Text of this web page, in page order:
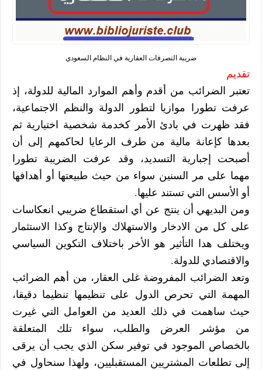
ضريبة التصرفات العقارية في النظام السعودي
تقديم
تعتبر الضرائب من أقدم وأهم الموارد المالية للدولة، إذ
عرفت تطورا موازيا لتطور الدولة والنظم الاجتماعية،
فقد ظهرت في بادئ الأمر كخدمة شخصية اختيارية ثم
بعدها كإعانة مالية من طرف الرعايا لحاكمهم إلى أن
أصبحت إجبارية التسديد، وقد عرفت الضريبة تطورا
مهما على مر السنين سواء من حيث طبيعتها أو أهدافها
أو الأسس التي تستند عليها.
ومن البديهي أن ينتج عن أي استقطاع ضريبي انعكاسات
على كل من الادخار والاستهلاك والإنتاج وكذا الاستثمار
ويختلف هدا التأثير هو الأخر باختلاف التكوين السياسي
والاقتصادي للدولة.
وتعد الضرائب المفروضة غلى العقار، من أهم الضرائب
المهمة التي تحرص الدول على تنظيمها تنظيما دقيقا،
حيث ساهمت في ذلك العديد من العوامل التي غيرت
من مؤشر العرض والطلب، سواء تلك المتعلقة
بالخصاص الموجود في توفير سكن الذي يجب أن يرقى
إلى تطلعات المشتريين المستقبليين، ولهذا سنحاول في